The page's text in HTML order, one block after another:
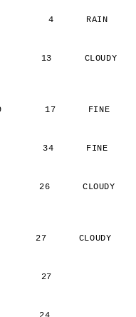
4      RAIN
13      CLOUDY
17      FINE
34      FINE
26      CLOUDY
27      CLOUDY
27